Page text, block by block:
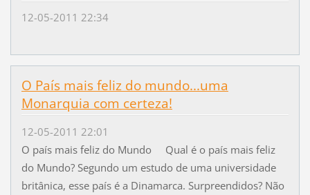
12-05-2011 22:34
O País mais feliz do mundo...uma
Monarquia com certeza!
12-05-2011 22:01
O país mais feliz do Mundo Qual é o país mais feliz
do Mundo? Segundo um estudo de uma universidade
britânica, esse país é a Dinamarca. Surpreendidos? Não